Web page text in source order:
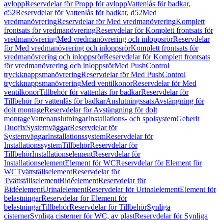
avloppReservdelar för Propp för avloppVattenlås för badkar,
d52Reservdelar för Vattenlås för badkar, d52Med
vredmanövreringReservdelar för Med vredmanövreringKomplett
frontsats för vredmanövreringReservdelar för Komplett frontsats för
vredmanövreringMed vredmanövrering och inloppsrörReservdelar
för Med vredmanövrering och inloppsrörKomplett frontsats för
vredmanövrering och inloppsrörReservdelar för Komplett frontsats
för vredmanövrering och inloppsrörMed PushControl
tryckknappsmanövreringReservdelar för Med PushControl
tryckknappsmanövreringMed ventilkonorReservdelar för Med
ventilkonorTillbehör för vattenlås för badkarReservdelar för
Tillbehör för vattenlås för badkarAnslutningssatsAvstängning för
dolt montageReservdelar för Avstängning för dolt
montageVattenanslutningarInstallations- och spolsystemGeberit
DuofixSystemväggarReservdelar för
SystemväggarInstallationssystemReservdelar för
InstallationssystemTillbehörReservdelar för
TillbehörInstallationselementReservdelar för
InstallationselementElement för WCReservdelar för Element för
WCTvättställselementReservdelar för
TvättställselementBidéelementReservdelar för
BidéelementUrinalelementReservdelar för UrinalelementElement för
belastningarReservdelar för Element för
belastningarTillbehörReservdelar för TillbehörSynliga
cisternerSynliga cisterner för WC, av plastReservdelar för Synliga